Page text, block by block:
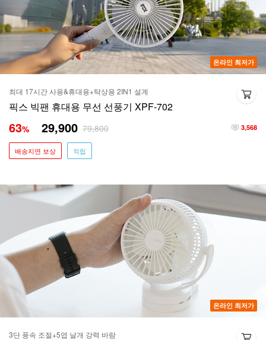
온라인 최저가
최대 17시간 사용&휴대용+탁상용 2IN1 설계
픽스 빅팬 휴대용 무선 선풍기 XPF-702
3,568
63% 29,900 79,800
배송지연 보상 적립
온라인 최저가
3단 풍속 조절+5엽 날개 강력 바람